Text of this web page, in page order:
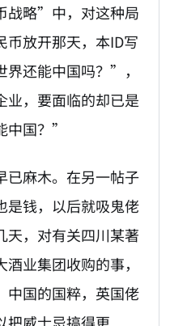
战略”中，对这种局
币放开那天，本ID写
还能中国吗？”，
业，要面临的却已是
中国？”
已麻木。在另一帖子
是钱，以后就吸鬼佬
天，对有关四川某著
业集团收购的事，
中国的国粹，英国佬